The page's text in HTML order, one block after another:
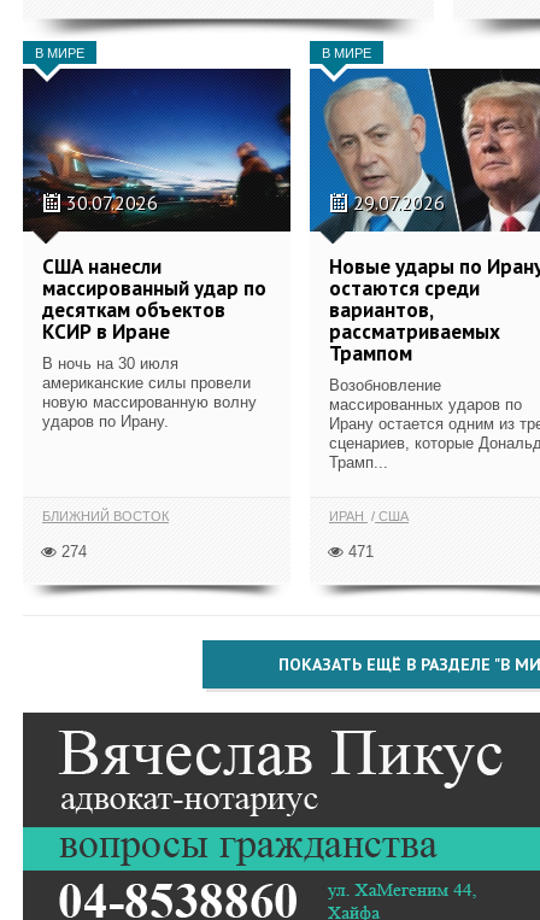
В МИРЕ
30.07.2026
США нанесли
массированный удар по
десяткам объектов
КСИР в Иране
В ночь на 30 июля
американские силы провели
новую массированную волну
ударов по Ирану.
БЛИЖНИЙ ВОСТОК
274
В МИРЕ
29.07.2026
Новые удары по
остаются среди
вариантов,
рассматриваемых
Трампом
Возобновление
массированных ударов по
Ирану остается одним из
сценариев, которые
Трамп...
ИРАН США
471
ПОКАЗАТЬ ЕЩЁ В РАЗДЕЛЕ "В